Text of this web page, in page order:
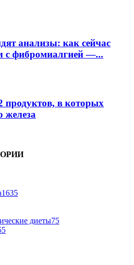
анализы: как сейчас
с фибромиалгией —...
продуктов, в которых
железа
1635
диеты75